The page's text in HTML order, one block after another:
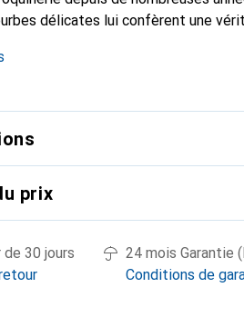
délicates lui confèrent une
est un choix sûr pour une clientèle
prix
30 jours
24 mois Garantie
Conditions de